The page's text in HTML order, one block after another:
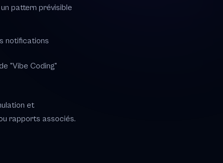
pattern prévisible
notifications
"Vibe Coding"
et
rapports associés.